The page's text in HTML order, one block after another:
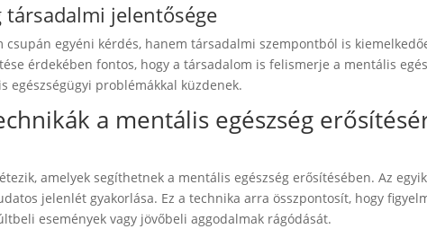
társadalmi jelentősége
csupán egyéni kérdés, hanem társadalmi szempontból is
érdekében fontos, hogy a társadalom is felismerje a mentális
egészségügyi problémákkal küzdenek.
a mentális egészség
amelyek segíthetnek a mentális egészség erősítésében. Az
jelenlét gyakorlása. Ez a technika arra összpontosít, hogy
események vagy jövőbeli aggodalmak rágódását.